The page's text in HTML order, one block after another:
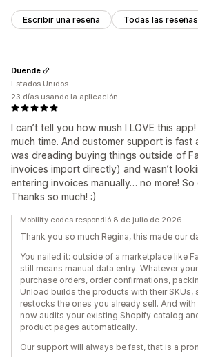
Escribir una reseña Todas las reseñas
I can’t tell you how mush I LOVE this
much time. And customer support is fast
was dreading buying things outside of
invoices import directly) and wasn’t
entering invoices manually… no more! So
Thanks so much! :)
Duende
Estados Unidos
23 días usando la aplicación
Mobility codes respondió 8 de julio de 2026
Thank you so much Regina, this made our
You nailed it: outside of a marketplace like
still means manual data entry. Whatever
purchase orders, order confirmations,
Unload builds the products with their SKUs,
restocks the ones you already sell. And with
now audits your existing Shopify catalog
product pages automatically.
Our support will always be fast, that is a